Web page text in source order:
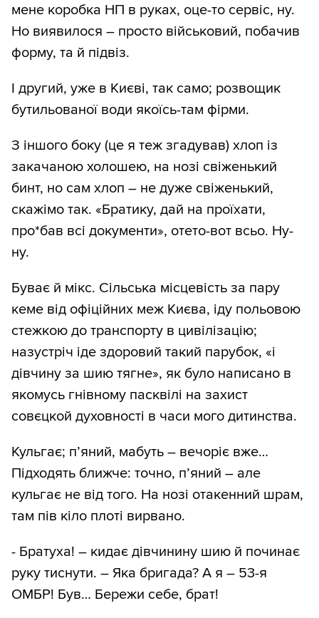
мене коробка НП в руках, оце-то сервіс, ну.
Но виявилося – просто військовий, побачив
форму, та й підвіз.
І другий, уже в Києві, так само; розвощик
бутильованої води якоїсь-там фірми.
З іншого боку (це я теж згадував) хлоп із
закачаною холошею, на нозі свіженький
бинт, но сам хлоп – не дуже свіженький,
скажімо так. «Братику, дай на проїхати,
про*бав всі документи», отето-вот всьо. Ну-
ну.
Буває й мікс. Сільська місцевість за пару
кеме від офіційних меж Києва, іду польовою
стежкою до транспорту в цивілізацію;
назустріч іде здоровий такий парубок, «і
дівчину за шию тягне», як було написано в
якомусь гнівному пасквілі на захист
совєцкой духовності в часи мого дитинства.
Кульгає; п’яний, мабуть – вечоріє вже…
Підходять ближче: точно, п’яний – але
кульгає не від того. На нозі отакенний шрам,
там пів кіло плоті вирвано.
- Братуха! – кидає дівчинину шию й починає
руку тиснути. – Яка бригада? А я – 53-я
ОМБР! Був… Бережи себе, брат!